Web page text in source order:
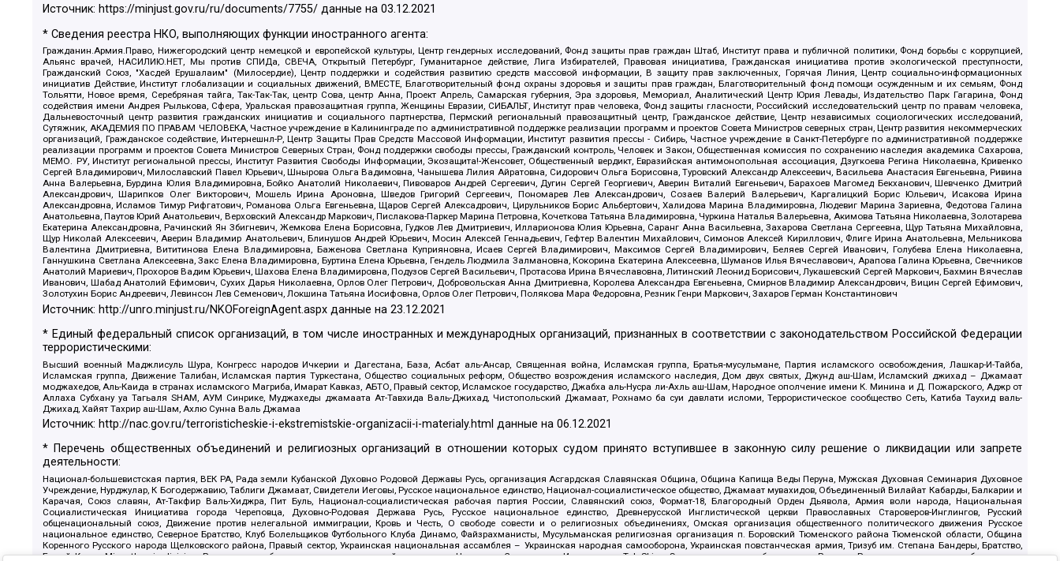
Источник: https://minjust.gov.ru/ru/documents/7755/ данные на03.12.2021
* Сведения реестра НКО, выполняющих функции иностранного агента:
Гражданин.Армия.Право, Нижегородский центр немецкой и европейской культуры, Центр гендерных исследований, Фонд защиты прав граждан Штаб, Институт права и публичной политики, Фонд борьбы с коррупцией,
Альянс врачей, НАСИЛИЮ.НЕТ, Мы против СПИДа, СВЕЧА, Открытый Петербург, Гуманитарное действие, Лига Избирателей, Правовая инициатива, Гражданская инициатива против экологической преступности,
Гражданский Союз, "Хасдей Ерушалаим" (Милосердие), Центр поддержки и содействия развитию средств массовой информации, В защиту прав заключенных, Горячая Линия, Центр социально-информационных
инициатив Действие, Институт глобализации и социальных движений, ВМЕСТЕ, Благотворительный фонд охраны здоровья и защиты прав граждан, Благотворительный фонд помощи осужденным и их семьям, Фонд
Тольятти, Новое время, Серебряная тайга, Так-Так-Так, центр Сова, центр Анна, Проект Апрель, Самарская губерния, Эра здоровья, Мемориал, Аналитический Центр Юрия Левады, Издательство Парк Гагарина, Фонд
содействия имени Андрея Рылькова, Сфера, Уральская правозащитная группа, Женщины Евразии, СИБАЛЬТ, Институт прав человека, Фонд защиты гласности, Российский исследовательский центр по правам человека,
Дальневосточный центр развития гражданских инициатив и социального партнерства, Пермский региональный правозащитный центр, Гражданское действие, Центр независимых социологических исследований,
Сутяжник, АКАДЕМИЯ ПО ПРАВАМ ЧЕЛОВЕКА, Частное учреждение в Калининграде по административной поддержке реализации программ и проектов Совета Министров северных стран, Центр развития некоммерческих
организаций, Гражданское содействие, Интернешнл-Р, Центр Защиты Прав Средств Массовой Информации, Институт развития прессы - Сибирь, Частное учреждение в Санкт-Петербурге по административной поддержке
реализации программ и проектов Совета Министров Северных Стран, Фонд поддержки свободы прессы, Гражданский контроль, Человек и Закон, Общественная комиссия по сохранению наследия академика Сахарова,
МЕМО. РУ, Институт региональной прессы, Институт Развития Свободы Информации, Экозащита!-Женсовет, Общественный вердикт, Евразийская антимонопольная ассоциация, Дзугкоева Регина Николаевна, Кривенко
Сергей Владимирович, Милославский Павел Юрьевич, Шнырова Ольга Вадимовна, Чанышева Лилия Айратовна, Сидорович Ольга Борисовна, Туровский Александр Алексеевич, Васильева Анастасия Евгеньевна, Ривина
Анна Валерьевна, Бурдина Юлия Владимировна, Бойко Анатолий Николаевич, Пивоваров Андрей Сергеевич, Дугин Сергей Георгиевич, Аверин Виталий Евгеньевич, Барахоев Магомед Бекханович, Шевченко Дмитрий
Александрович, Шарипков Олег Викторович, Мошель Ирина Ароновна, Шведов Григорий Сергеевич, Пономарев Лев Александрович, Созаев Валерий Валерьевич, Каргалицкий Борис Юльевич, Исакова Ирина
Александровна, Исламов Тимур Рифгатович, Романова Ольга Евгеньевна, Щаров Сергей Алексадрович, Цирульников Борис Альбертович, Халидова Марина Владимировна, Людевиг Марина Зариевна, Федотова Галина
Анатольевна, Паутов Юрий Анатольевич, Верховский Александр Маркович, Пислакова-Паркер Марина Петровна, Кочеткова Татьяна Владимировна, Чуркина Наталья Валерьевна, Акимова Татьяна Николаевна, Золотарева
Екатерина Александровна, Рачинский Ян Збигневич, Жемкова Елена Борисовна, Гудков Лев Дмитриевич, Илларионова Юлия Юрьевна, Саранг Анна Васильевна, Захарова Светлана Сергеевна, Щур Татьяна Михайловна,
Щур Николай Алексеевич, Аверин Владимир Анатольевич, Блинушов Андрей Юрьевич, Мосин Алексей Геннадьевич, Гефтер Валентин Михайлович, Симонов Алексей Кириллович, Флиге Ирина Анатольевна, Мельникова
Валентина Дмитриевна, Вититинова Елена Владимировна, Баженова Светлана Куприяновна, Исаев Сергей Владимирович, Максимов Сергей Владимирович, Беляев Сергей Иванович, Голубева Елена Николаевна,
Ганнушкина Светлана Алексеевна, Закс Елена Владимировна, Буртина Елена Юрьевна, Гендель Людмила Залмановна, Кокорина Екатерина Алексеевна, Шуманов Илья Вячеславович, Арапова Галина Юрьевна, Свечников
Анатолий Мариевич, Прохоров Вадим Юрьевич, Шахова Елена Владимировна, Подузов Сергей Васильевич, Протасова Ирина Вячеславовна, Литинский Леонид Борисович, Лукашевский Сергей Маркович, Бахмин Вячеслав
Иванович, Шабад Анатолий Ефимович, Сухих Дарья Николаевна, Орлов Олег Петрович, Добровольская Анна Дмитриевна, Королева Александра Евгеньевна, Смирнов Владимир Александрович, Вицин Сергей Ефимович,
Золотухин Борис Андреевич, Левинсон Лев Семенович, Локшина Татьяна Иосифовна, Орлов Олег Петрович, Полякова Мара Федоровна, Резник Генри Маркович, Захаров Герман Константинович
Источник: http://unro.minjust.ru/NKOForeignAgent.aspx данные на23.12.2021
* Единый федеральный список организаций, в том числе иностранных и международных организаций, признанных в соответствии с законодательством Российской Федерации
террористическими:
Высший военный Маджлисуль Шура, Конгресс народов Ичкерии и Дагестана, База, Асбат аль-Ансар, Священная война, Исламская группа, Братья-мусульмане, Партия исламского освобождения, Лашкар-И-Тайба,
Исламская группа, Движение Талибан, Исламская партия Туркестана, Общество социальных реформ, Общество возрождения исламского наследия, Дом двух святых, Джунд аш-Шам, Исламский джихад – Джамаат
моджахедов, Аль-Каида в странах исламского Магриба, Имарат Кавказ, АБТО, Правый сектор, Исламское государство, Джабха аль-Нусра ли-Ахль аш-Шам, Народное ополчение имени К. Минина и Д. Пожарского, Аджр от
Аллаха Субхану уа Тагьаля SHAM, АУМ Синрике, Муджахеды джамаата Ат-Тавхида Валь-Джихад, Чистопольский Джамаат, Рохнамо ба суи давлати исломи, Террористическое сообщество Сеть, Катиба Таухид валь-
Джихад, Хайят Тахрир аш-Шам, Ахлю Сунна Валь Джамаа
Источник: http://nac.gov.ru/terroristicheskie-i-ekstremistskie-organizacii-i-materialy.html данные на06.12.2021
* Перечень общественных объединений и религиозных организаций в отношении которых судом принято вступившее в законную силу решение о ликвидации или запрете
деятельности:
Национал-большевистская партия, ВЕК РА, Рада земли Кубанской Духовно Родовой Державы Русь, организация Асгардская Славянская Община, Община Капища Веды Перуна, Мужская Духовная Семинария Духовное
Учреждение, Нурджулар, К Богодержавию, Таблиги Джамаат, Свидетели Иеговы, Русское национальное единство, Национал-социалистическое общество, Джамаат мувахидов, Объединенный Вилайат Кабарды, Балкарии и
Карачая, Союз славян, Ат-Такфир Валь-Хиджра, Пит Буль, Национал-социалистическая рабочая партия России, Славянский союз, Формат-18, Благородный Орден Дьявола, Армия воли народа, Национальная
Социалистическая Инициатива города Череповца, Духовно-Родовая Держава Русь, Русское национальное единство, Древнерусской Инглистической церкви Православных Староверов-Инглингов, Русский
общенациональный союз, Движение против нелегальной иммиграции, Кровь и Честь, О свободе совести и о религиозных объединениях, Омская организация общественного политического движения Русское
национальное единство, Северное Братство, Клуб Болельщиков Футбольного Клуба Динамо, Файзрахманисты, Мусульманская религиозная организация п. Боровский Тюменского района Тюменской области, Община
Коренного Русского народа Щелковского района, Правый сектор, Украинская национальная ассамблея – Украинская народная самооборона, Украинская повстанческая армия, Тризуб им. Степана Бандеры, Братство,
Белый Крест, Misanthropic division, Религиозное объединение последователей инглиизма, Народная Социальная Инициатива, TulaSkins, Этнополитическое объединение Русские, Русское национальное объединение